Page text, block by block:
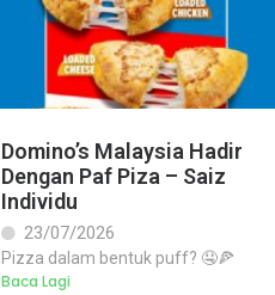
Domino’s Malaysia Hadir
Dengan Paf Piza – Saiz
Individu
23/07/2026
Pizza dalam bentuk puff? 🤤🍕
Baca Lagi